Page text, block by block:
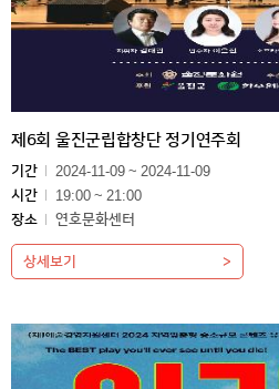
제6회 울진군립합창단 정기연주회
기간
2024-11-09 ~ 2024-11-09
시간
19:00 ~ 21:00
장소
연호문화센터
상세보기